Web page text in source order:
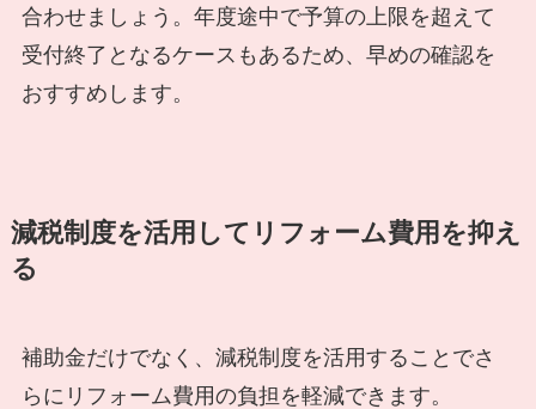
合わせましょう。年度途中で予算の上限を超えて
受付終了となるケースもあるため、早めの確認を
おすすめします。
減税制度を活用してリフォーム費用を抑え
る
補助金だけでなく、減税制度を活用することでさ
らにリフォーム費用の負担を軽減できます。